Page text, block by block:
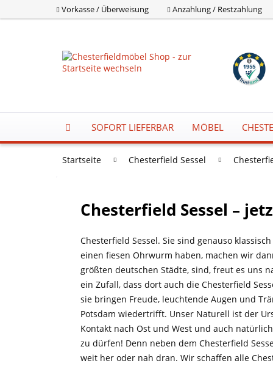
Vorkasse / Überweisung Anzahlung / Restzahlung
SOFORT LIEFERBAR MÖBEL
Startseite Chesterfield Sessel
Chesterfield Sessel –
Chesterfield Sessel. Sie sind genauso
einen fiesen Ohrwurm haben, machen wir
größten deutschen Städte, sind, freut es uns
ein Zufall, dass dort auch die Chesterfield
sie bringen Freude, leuchtende Augen und
Potsdam wiedertrifft. Unser Naturell ist der
Kontakt nach Ost und West und auch
zu dürfen! Denn neben dem Chesterfield
weit her oder nah dran. Wir schaffen alle